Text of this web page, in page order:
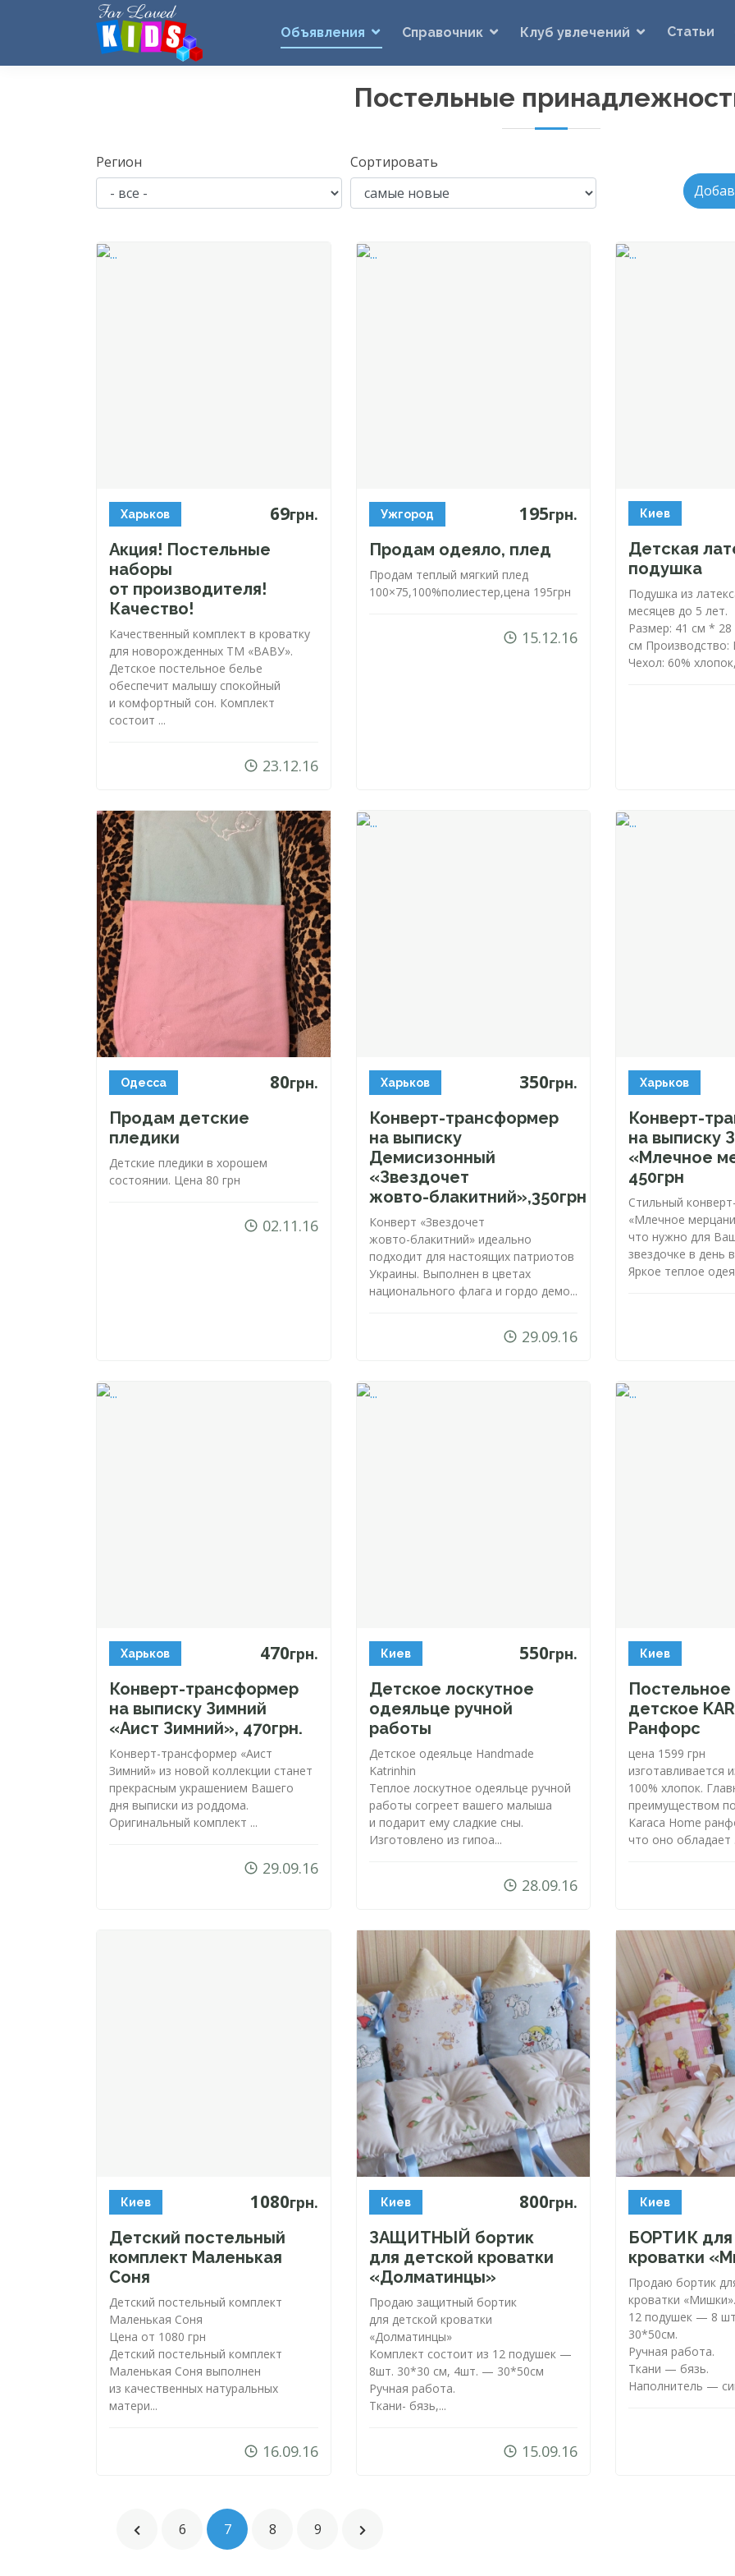
Объявления Справочник Клуб увлечений Статьи
Постельные
Регион
Сортировать
Харьков 69грн.
Акция! Постельные
наборы
от производителя!
Качество!
Качественный комплект в кроватку
для новорожденных ТМ «ВАВУ».
Детское постельное белье
обеспечит малышу спокойный
и комфортный сон. Комплект
состоит ...
23.12.16
Ужгород 195грн.
Продам одеяло, плед
Продам теплый мягкий плед
100×75,100%полиестер,цена 195грн
15.12.16
Киев
Детская
подушка
Подушка из
месяцев до 5 лет.
Размер: 41 см *
см Производство:
Чехол: 60%
Одесса 80грн.
Продам детские
пледики
Детские пледики в хорошем
состоянии. Цена 80 грн
02.11.16
Харьков 350грн.
Конверт-трансформер
на выписку
Демисизонный
«Звездочет
жовто-блакитний»,350грн
Конверт «Звездочет
жовто-блакитний» идеально
подходит для настоящих патриотов
Украины. Выполнен в цветах
национального флага и гордо демо...
29.09.16
Харьков
Конверт-
на выписку
«Млечное
450грн
Стильный
«Млечное
что нужно для
звездочке в день
Яркое теплое
Харьков 470грн.
Конверт-трансформер
на выписку Зимний
«Аист Зимний», 470грн.
Конверт-трансформер «Аист
Зимний» из новой коллекции станет
прекрасным украшением Вашего
дня выписки из роддома.
Оригинальный комплект ...
29.09.16
Киев 550грн.
Детское лоскутное
одеяльце ручной
работы
Детское одеяльце Handmade
Katrinhin
Теплое лоскутное одеяльце ручной
работы согреет вашего малыша
и подарит ему сладкие сны.
Изготовлено из гипоа...
28.09.16
Киев
Постельное
детское
Ранфорс
цена 1599 грн
изготавливается
100% хлопок.
преимуществом
Karaca Home
что оно обладает
Киев 1080грн.
Детский постельный
комплект Маленькая
Соня
Детский постельный комплект
Маленькая Соня
Цена от 1080 грн
Детский постельный комплект
Маленькая Соня выполнен
из качественных натуральных
матери...
16.09.16
Киев 800грн.
ЗАЩИТНЫЙ бортик
для детской кроватки
«Долматинцы»
Продаю защитный бортик
для детской кроватки
«Долматинцы»
Комплект состоит из 12 подушек —
8шт. 30*30 см, 4шт. — 30*50см
Ручная работа.
Ткани- бязь,...
15.09.16
Киев
БОРТИК для
кроватки
Продаю бортик
кроватки «Мишки».
12 подушек — 8
30*50см.
Ручная работа.
Ткани — бязь.
Наполнитель —
6 7 8 9